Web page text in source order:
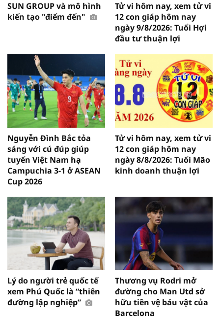
SUN GROUP và mô hình
kiến tạo "điểm đến"
Tử vi hôm nay, xem tử vi
12 con giáp hôm nay
ngày 9/8/2026: Tuổi Hợi
đầu tư thuận lợi
Nguyễn Đình Bắc tỏa
sáng với cú đúp giúp
tuyển Việt Nam hạ
Campuchia 3-1 ở ASEAN
Cup 2026
Tử vi hôm nay, xem tử vi
12 con giáp hôm nay
ngày 8/8/2026: Tuổi Mão
kinh doanh thuận lợi
Lý do người trẻ quốc tế
xem Phú Quốc là “thiên
đường lập nghiệp”
Thương vụ Rodri mở
đường cho Man Utd sở
hữu tiền vệ báu vật của
Barcelona